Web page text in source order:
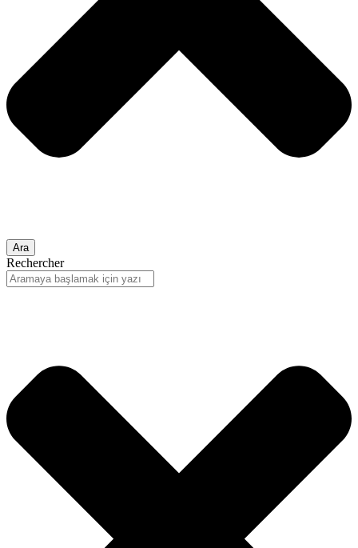
Ara
Rechercher